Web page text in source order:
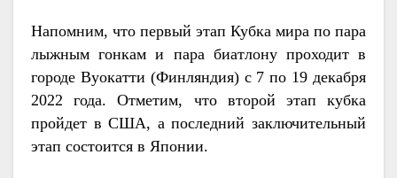
Напомним, что первый этап Кубка мира по пара
лыжным гонкам и пара биатлону проходит в
городе Вуокатти (Финляндия) с 7 по 19 декабря
2022 года. Отметим, что второй этап кубка
пройдет в США, а последний заключительный
этап состоится в Японии.